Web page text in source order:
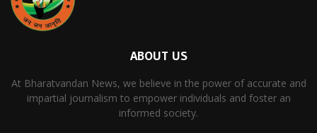
ABOUT US
At Bharatvandan News, we believe in the power of accurate and
impartial journalism to empower individuals and foster an
informed society.